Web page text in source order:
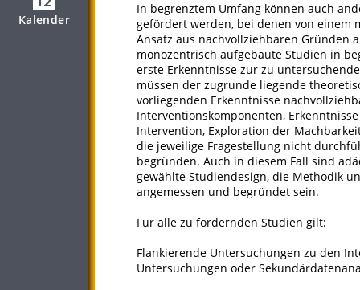
Kalender
In begrenztem Umfang können auch
gefördert werden, bei denen von
Ansatz aus nachvollziehbaren Gründen
monozentrisch aufgebaute Studien in
erste Erkenntnisse zur zu
müssen der zugrunde liegende
vorliegenden Erkenntnisse
Interventionskomponenten,
Intervention, Exploration der
die jeweilige Fragestellung nicht
begründen. Auch in diesem Fall sind
gewählte Studiendesign, die Methodik
angemessen und begründet sein.
Für alle zu fördernden Studien gilt:
Flankierende Untersuchungen zu den
Untersuchungen oder